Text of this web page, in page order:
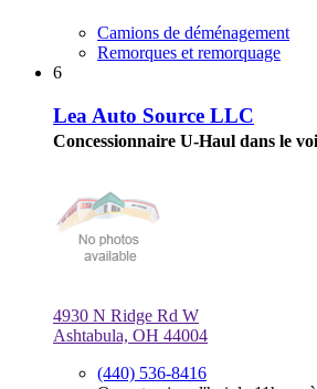
Camions de déménagement
Remorques et remorquage
6
Lea Auto Source LLC
Concessionnaire U-Haul dans le
4930 N Ridge Rd W
Ashtabula, OH 44004
(440) 536-8416